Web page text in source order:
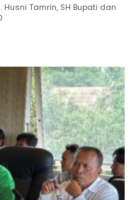
Tamrin, SH Bupati dan